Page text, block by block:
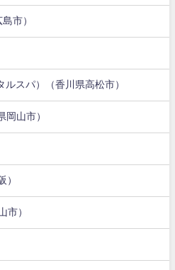
市）
ルスパ）（香川県高松市）
岡山市）
）
市）